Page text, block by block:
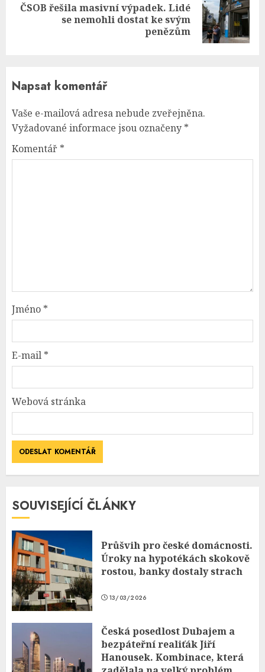
Next
ČSOB řešila masivní výpadek. Lidé
se nemohli dostat ke svým
penězům
Napsat komentář
Vaše e-mailová adresa nebude zveřejněna.
Vyžadované informace jsou označeny *
Komentář *
Jméno *
E-mail *
Webová stránka
SOUVISEJÍCÍ ČLÁNKY
Průšvih pro české domácnosti.
Úroky na hypotékách skokově
rostou, banky dostaly strach
13/03/2026
Česká posedlost Dubajem a
bezpáteřní realiťák Jiří
Hanousek. Kombinace, která